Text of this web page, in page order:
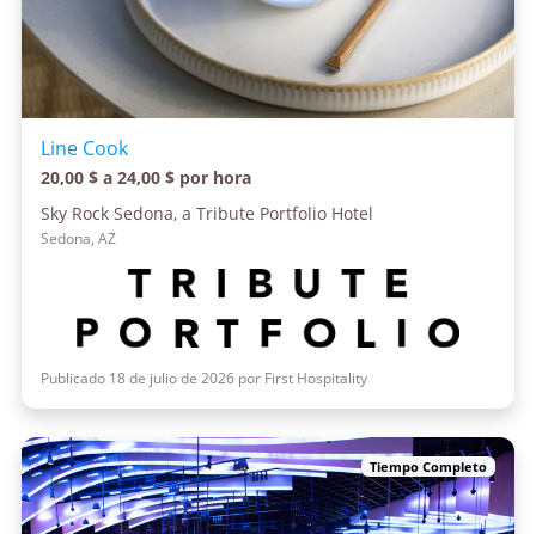
Line Cook
20,00 $ a 24,00 $ por hora
Sky Rock Sedona, a Tribute Portfolio Hotel
Sedona, AZ
Publicado 18 de julio de 2026 por First Hospitality
Tiempo Completo